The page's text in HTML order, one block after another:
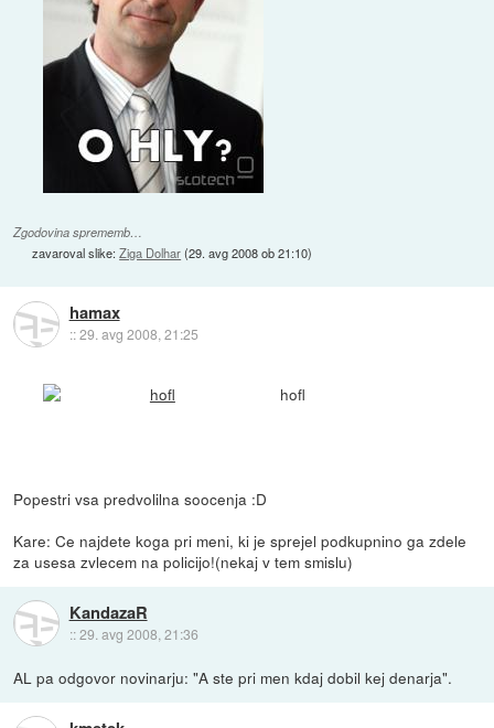
Zgodovina sprememb…
zavaroval slike:Ziga Dolhar(29. avg 2008 ob 21:10)
hamax
::29. avg 2008, 21:25
hofl
Popestri vsa predvolilna soocenja :D
Kare: Ce najdete koga pri meni, ki je sprejel podkupnino ga zdele
za usesa zvlecem na policijo!(nekaj v tem smislu)
KandazaR
::29. avg 2008, 21:36
AL pa odgovor novinarju: "A ste pri men kdaj dobil kej denarja".